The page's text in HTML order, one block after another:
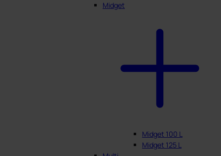
Midget
Midget 100 L
Midget 125 L